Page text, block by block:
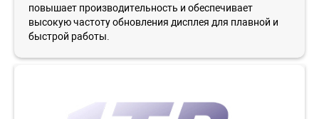
повышает производительность и обеспечивает
высокую частоту обновления дисплея для плавной и
быстрой работы.